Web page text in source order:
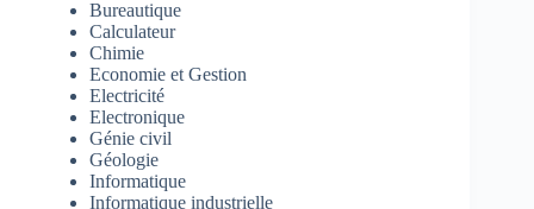
Bureautique
Calculateur
Chimie
Economie et Gestion
Electricité
Electronique
Génie civil
Géologie
Informatique
Informatique industrielle